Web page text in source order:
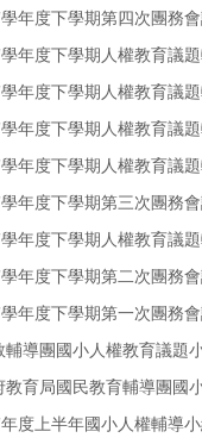
年度下學期第四次團務
年度下學期人權教育議
年度下學期人權教育議
年度下學期人權教育議
年度下學期人權教育議
年度下學期第三次團務
年度下學期人權教育議
年度下學期第二次團務
年度下學期第一次團務
導團國小人權教育議題
育局國民教育輔導團國
度上半年國小人權輔導